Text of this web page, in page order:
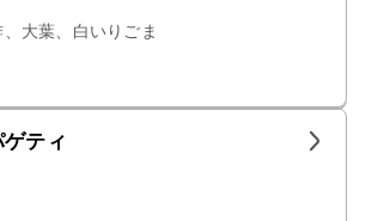
大葉、白いりごま
ティ